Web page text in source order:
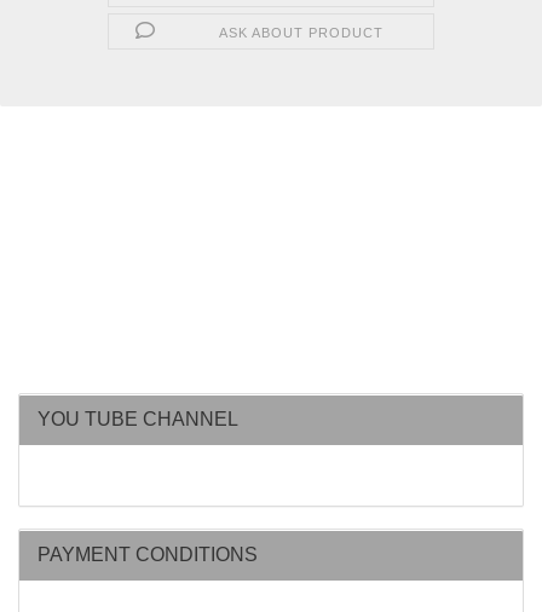
ASK ABOUT PRODUCT
YOU TUBE CHANNEL
PAYMENT CONDITIONS